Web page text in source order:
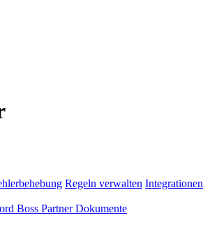
Regeln verwalten Integrationen
Boss Partner Dokumente